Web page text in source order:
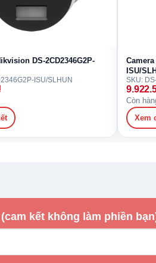
DS-2CD2346G2P-
ISU/SLHUN
ISU/
SKU:
Còn
Xem
kết không làm phiền